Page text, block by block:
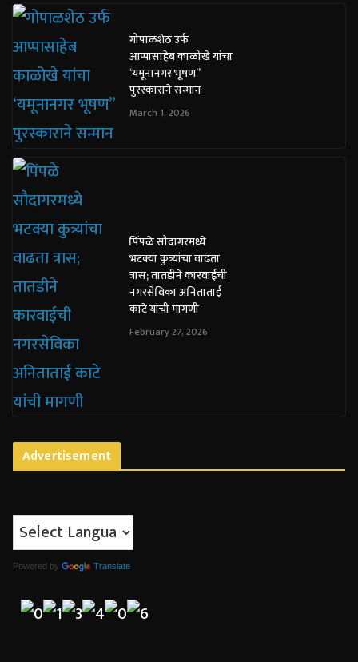
गोपाळशेठ उर्फ
आप्पासाहेब काळोखे यांचा
‘यमूनानगर भूषण”
पुरस्काराने सन्मान
March 1, 2026
पिंपळे सौदागरमध्ये
भटक्या कुत्र्यांचा वाढता
त्रास; तातडीने कारवाईची
नगरसेविका अनिताताई
काटे यांची मागणी
February 27, 2026
Advertisement
Powered by Translate